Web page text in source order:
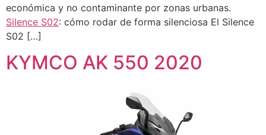
económica y no contaminante por zonas urbanas.
Silence S02: cómo rodar de forma silenciosa El Silence
S02 […]
KYMCO AK 550 2020